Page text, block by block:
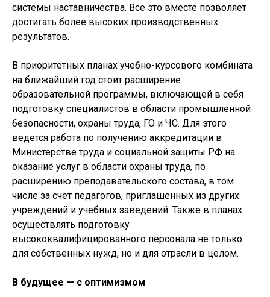
системы наставничества. Все это вместе позволяет
достигать более высоких производственных
результатов.
В приоритетных планах учебно-курсового комбината
на ближайший год стоит расширение
образовательной программы, включающей в себя
подготовку специалистов в области промышленной
безопасности, охраны труда, ГО и ЧС. Для этого
ведется работа по получению аккредитации в
Министерстве труда и социальной защиты РФ на
оказание услуг в области охраны труда, по
расширению преподавательского состава, в том
числе за счет педагогов, приглашенных из других
учреждений и учебных заведений. Также в планах
осуществлять подготовку
высококвалифицированного персонала не только
для собственных нужд, но и для отрасли в целом.
В будущее — с оптимизмом